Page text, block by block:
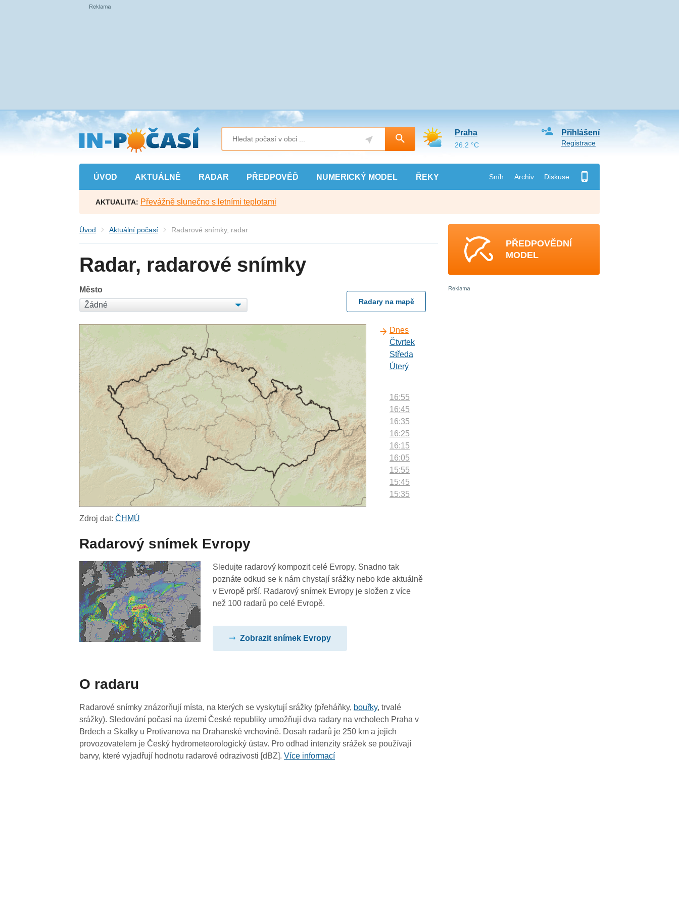
Přejít
na
hlavní
obsah
ÚVOD AKTUÁLNĚ RADAR PŘEDPOVĚĎ NUMERICKÝ MODEL ŘEKY Sníh Archiv Diskuse
Přihlášení
Registrace
Praha
26.2 °C
AKTUALITA: Převážně slunečno s letními teplotami
Úvod Aktuální počasí Radarové snímky, radar
Radar, radarové snímky
Město
Radary na mapě
Dnes
Čtvrtek
Středa
Úterý
16:55
16:45
16:35
16:25
16:15
16:05
15:55
15:45
15:35
14:35
14:25
14:15
12:35
12:25
12:15
12:05
Zdroj dat:ČHMÚ
Radarový snímek Evropy
Sledujte radarový kompozit celé Evropy. Snadno tak
poznáte odkud se k nám chystají srážky nebo kde aktuálně
v Evropě prší. Radarový snímek Evropy je složen z více
než 100 radarů po celé Evropě.
Zobrazit snímek Evropy
O radaru
Radarové snímky znázorňují místa, na kterých se vyskytují srážky (přeháňky, bouřky, trvalé
srážky). Sledování počasí na území České republiky umožňují dva radary na vrcholech Praha v
Brdech a Skalky u Protivanova na Drahanské vrchovině. Dosah radarů je 250 km a jejich
provozovatelem je Český hydrometeorologický ústav. Pro odhad intenzity srážek se používají
barvy, které vyjadřují hodnotu radarové odrazivosti [dBZ].Více informací
PŘEDPOVĚDNÍ
MODEL